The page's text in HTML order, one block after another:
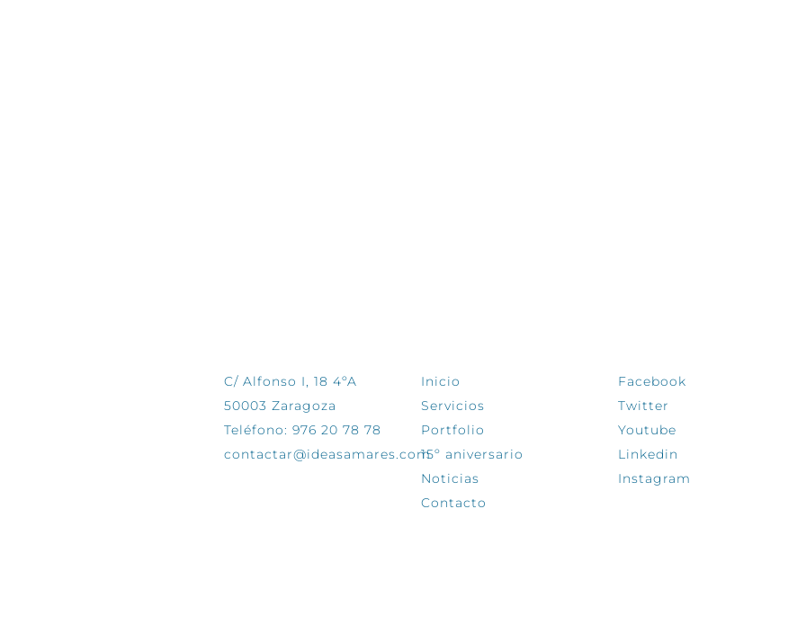
C/ Alfonso I, 18 4ºA
50003 Zaragoza
Teléfono: 976 20 78 78
contactar@ideasamares.com
Inicio
Servicios
Portfolio
15º aniversario
Noticias
Contacto
Facebook
Twitter
Youtube
Linkedin
Instagram